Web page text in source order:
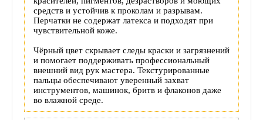
средств и устойчив к проколам и разрывам.
Перчатки не содержат латекса и подходят при
чувствительной коже.
Чёрный цвет скрывает следы краски и загрязнений
и помогает поддерживать профессиональный
внешний вид рук мастера. Текстурированные
пальцы обеспечивают уверенный захват
инструментов, машинок, бритв и флаконов даже
во влажной среде.